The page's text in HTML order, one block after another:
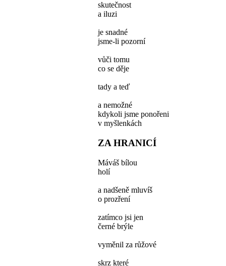
skutečnost
a iluzi
je snadné
jsme-li pozorní
vůči tomu
co se děje
tady a teď
a nemožné
kdykoli jsme ponořeni
v myšlenkách
ZA HRANICÍ
Máváš bílou
holí
a nadšeně mluvíš
o prozření
zatímco jsi jen
černé brýle
vyměnil za růžové
skrz které